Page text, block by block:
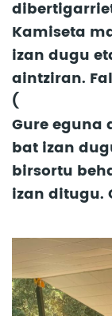
Kamiseta
izan dugu
aintziran.
(
Gure eguna
bat izan
birsortu
izan ditugu.